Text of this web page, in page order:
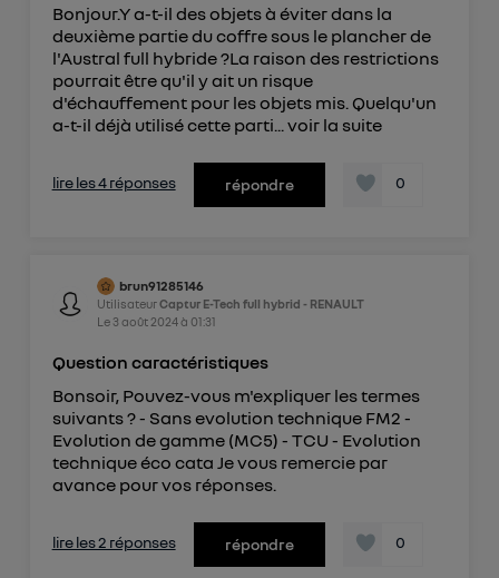
Bonjour.Y a-t-il des objets à éviter dans la
deuxième partie du coffre sous le plancher de
l'Austral full hybride ?La raison des restrictions
pourrait être qu'il y ait un risque
d'échauffement pour les objets mis. Quelqu'un
a-t-il déjà utilisé cette parti... voir la suite
lire les 4 réponses répondre 0
brun91285146
UtilisateurCaptur E-Tech full hybrid - RENAULT
Le 3 août 2024à 01:31
Question caractéristiques
Bonsoir, Pouvez-vous m'expliquer les termes
suivants ? - Sans evolution technique FM2 -
Evolution de gamme (MC5) - TCU - Evolution
technique éco cata Je vous remercie par
avance pour vos réponses.
lire les 2 réponses répondre 0